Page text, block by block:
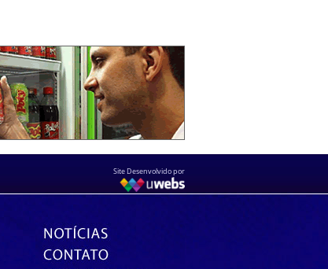
Site Desenvolvido por